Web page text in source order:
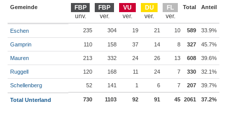
Gemeinde FBP FBP VU DU FL Total Anteil
Eschen 235 304 19 21 10 589 33.9%
Gamprin 110 158 37 14 8 327 45.7%
Mauren 213 332 24 26 13 608 39.6%
Ruggell 120 168 11 24 7 330 32.1%
Schellenberg 52 141 1 6 7 207 39.7%
Total Unterland 730 1103 92 91 45 2061 37.2%